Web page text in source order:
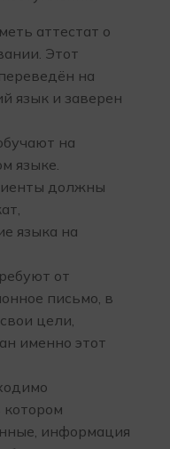
аттестат о
Этот
на
язык и заверен
на
языке.
должны
языка на
от
письмо, в
цели,
именно этот
информация